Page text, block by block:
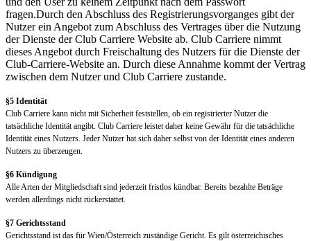
fragen.Durch den Abschluss des Registrierungsvorganges gibt der
Nutzer ein Angebot zum Abschluss des Vertrages über die Nutzung
der Dienste der Club Carriere Website ab. Club Carriere nimmt
dieses Angebot durch Freischaltung des Nutzers für die Dienste der
Club-Carriere-Website an. Durch diese Annahme kommt der Vertrag
zwischen dem Nutzer und Club Carriere zustande.
§5 Identität
Club Carriere kann nicht mit Sicherheit feststellen, ob ein registrierter Nutzer die
tatsächliche Identität angibt. Club Carriere leistet daher keine Gewähr für die tatsächliche
Identität eines Nutzers. Jeder Nutzer hat sich daher selbst von der Identität eines anderen
Nutzers zu überzeugen.
§6 Kündigung
Alle Arten der Mitgliedschaft sind jederzeit fristlos kündbar. Bereits bezahlte Beträge
werden allerdings nicht rückerstattet.
§7 Gerichtsstand
Gerichtsstand ist das für Wien/Österreich zuständige Gericht. Es gilt österreichisches